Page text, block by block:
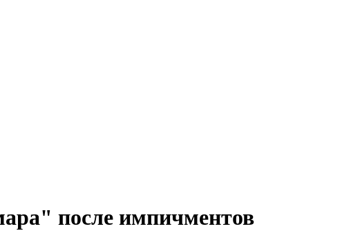
после импичментов